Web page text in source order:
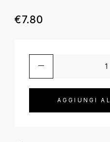
€7.80
AGGIUNGI